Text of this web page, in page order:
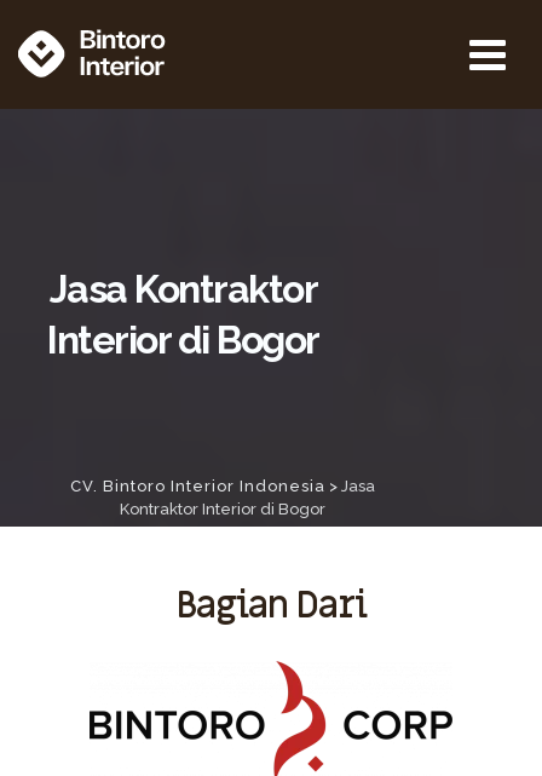
Jasa Kontraktor
Interior di Bogor
CV. Bintoro Interior Indonesia > Jasa
Kontraktor Interior di Bogor
Bagian Dari